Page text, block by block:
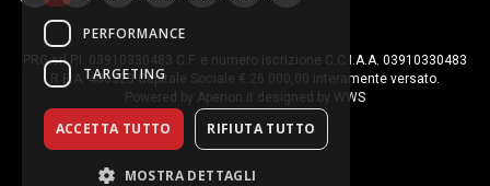
PRG srl P.I. 03910330483 C.F. e numero iscrizione C.C.I.A.A. 03910330483
R.E.A. 400323 Capitale Sociale € 26.000,00 interamente versato.
Powered by Aperion.it designed by WWS
PERFORMANCE
TARGETING
ACCETTA TUTTO RIFIUTA TUTTO
MOSTRA DETTAGLI